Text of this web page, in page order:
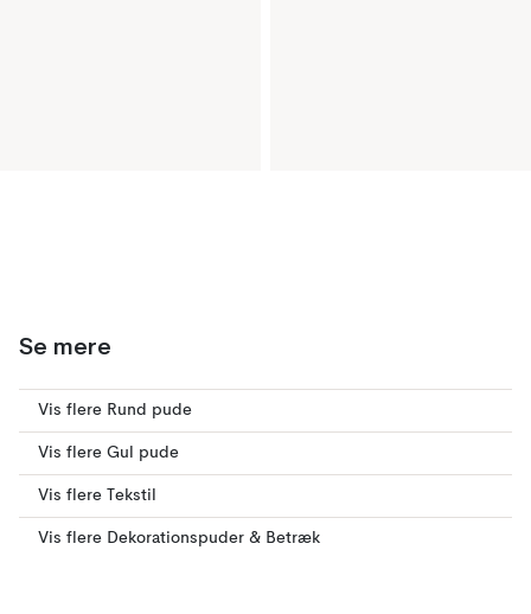
Se mere
Vis flere Rund pude
Vis flere Gul pude
Vis flere Tekstil
Vis flere Dekorationspuder & Betræk